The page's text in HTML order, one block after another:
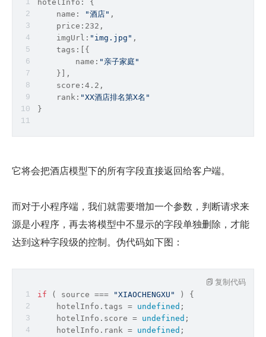
hotelInfo: {
    name:
"酒店" ,
    price:232,
    imgUrl:
"img.jpg" ,
    tags:[{
        name:
"亲子家庭"
    }],
    score:4.2,
    rank:
"XX酒店排名第X名"
}
它将会把酒店模型下的所有字段直接返回给客户端。
而对于小程序端，我们就需要增加一个参数，判断请求来
源是小程序，再去将模型中不显示的字段单独删除，才能
达到这种字段级的控制。伪代码如下图：
if ( source === "XIAOCHENGXU"
) {
    hotelInfo.tags =
undefined ;
    hotelInfo.score =
undefined ;
    hotelInfo.rank =
undefined ;
复制代码